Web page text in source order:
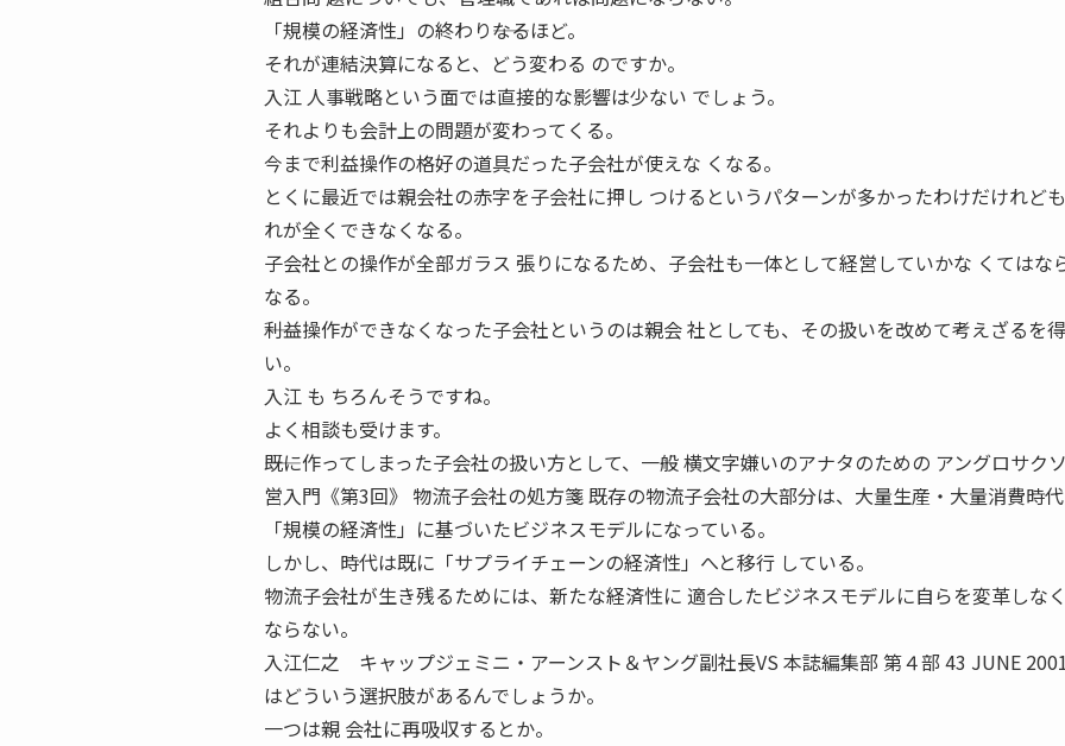
「規模の経済性」の終わり――なるほど。
それが連結決算になると、どう変わる のですか。
入江 人事戦略という面では直接的な影響は少ない でしょう。
それよりも会計上の問題が変わってくる。
今まで利益操作の格好の道具だった子会社が使えな くなる。
とくに最近では親会社の赤字を子会社に押し つけるというパターンが多かったわけだけれど
れが全くできなくなる。
子会社との操作が全部ガラス 張りになるため、子会社も一体として経営していかな くてはな
なる。
――利益操作ができなくなった子会社というのは親会 社としても、その扱いを改めて考えざるを
い。
入江 も ちろんそうですね。
よく相談も受けます。
――既に作ってしまった子会社の扱い方として、一般 横文字嫌いのアナタのための アングロサク
営入門《第3回》 物流子会社の処方箋 既存の物流子会社の大部分は、大量生産・大量消費時
「規模の経済性」に基づいたビジネスモデルになっている。
しかし、時代は既に「サプライチェーンの経済性」へと移行 している。
物流子会社が生き残るためには、新たな経済性に 適合したビジネスモデルに自らを変革しな
ならない。
入江仁之 キャップジェミニ・アーンスト＆ヤング副社長VS 本誌編集部 第４部 43 JUNE
はどういう選択肢があるんでしょうか。
一つは親 会社に再吸収するとか。